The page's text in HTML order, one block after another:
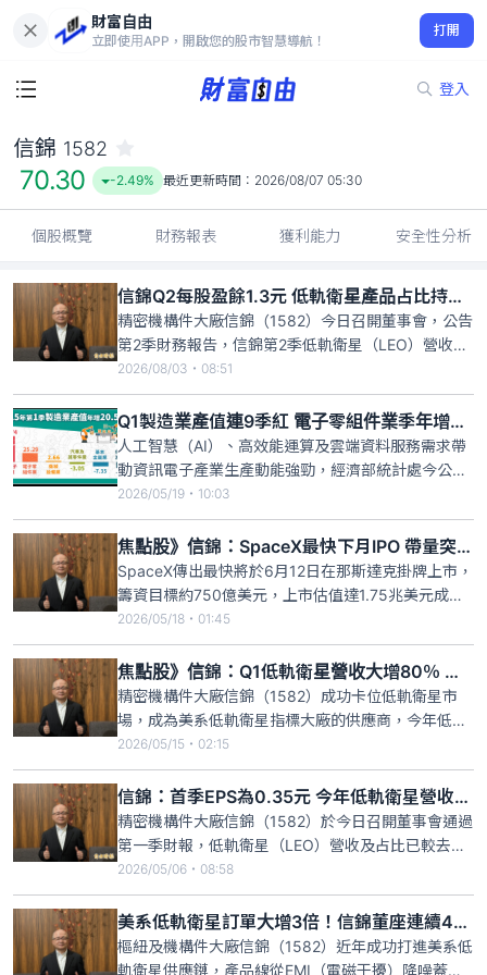
財富自由
立即使用APP，開啟您的股市智慧導航！
打開
登入
70.30
-2.49%
信錦 1582
70.30 -2.49% 最近更新時間： 2026/08/07 05:30
個股概覽 財務報表 獲利能力 安全性分析
信錦Q2每股盈餘1.3元 低軌衛星產品占比持續提升
精密機構件大廠信錦（1582）今日召開董事會，公告
第2季財務報告，信錦第2季低軌衛星（LEO）營收占
比較去年同期持續提升，惟受到整體產業終端需求保
守、客戶拉貨時程調整影響，第2季合併營業收入為
20.06億元，季減5.2%、年減6.9%，受到營收規模減
少、產品組合與原物料價格上漲等因素影響，營業毛
利為
2026/08/03・08:51
Q1製造業產值連9季紅 電子零組件業季年增25％
人工智慧（AI）、高效能運算及雲端資料服務需求帶
動資訊電子產業生產動能強勁，經濟部統計處今公
布，今年第1季製造業產值5兆9510億元，季年增
20.58%，也是連續9季正成長。其中，電子零組件業
產值2兆1779億元，季年增25.29%。統計處說明，AI
需求暢旺，推升資訊電子產業生產動能，但部分傳統
產業
2026/05/19・10:03
焦點股》信錦：SpaceX最快下月IPO 帶量突破百元大關
SpaceX傳出最快將於6月12日在那斯達克掛牌上市，
籌資目標約750億美元，上市估值達1.75兆美元成為
史上規模最大的IPO案，精密機構件大廠信錦
（1582）成功卡位低軌衛星市場，成為美系低軌衛星
指標大廠的供應商，今年低軌衛星營收將大幅跳增，
信錦首季低軌衛星營收年增達80%，營收佔比拉到
7%，投信
2026/05/18・01:45
焦點股》信錦：Q1低軌衛星營收大增80％ 出貨有望季季增
精密機構件大廠信錦（1582）成功卡位低軌衛星市
場，成為美系低軌衛星指標大廠的供應商，今年低軌
衛星營收將大幅跳增，信錦首季低軌衛星營收年增達
80%，營收佔比拉到7%，隨著衛星發射次數與數量增
加，衛星更進一步升級，信錦低軌衛星訂單滿手，產
品線從EMI（電磁干擾）降噪蓋、天線，進一步擴增
至地面接收端的散
2026/05/15・02:15
信錦：首季EPS為0.35元 今年低軌衛星營收倍增
精密機構件大廠信錦（1582）於今日召開董事會通過
第一季財報，低軌衛星（LEO）營收及占比已較去年
同期顯著提升，惟受到整體PC產業景氣尚未復甦，換
機需求仍保守下，第一季合併營業收入21.15億元，與
上季持平，第一季營業毛利為4.22億元，毛利率為
20%。營業利益為1.12億元，營業利益率5.3%。業
2026/05/06・08:58
美系低軌衛星訂單大增3倍！信錦董座連續4個月加碼公司股票
樞紐及機構件大廠信錦（1582）近年成功打進美系低
軌衛星供應鏈，產品線從EMI（電磁干擾）降噪蓋、